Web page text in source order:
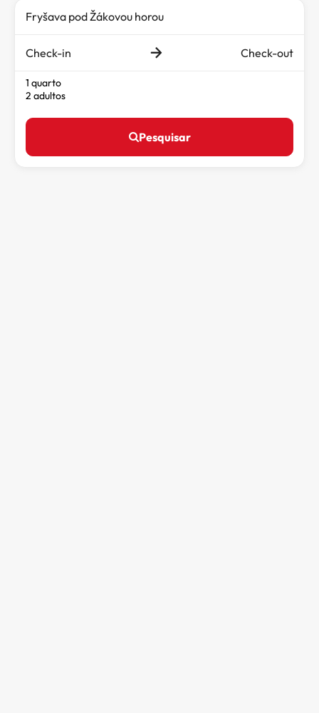
Check-in Check-out
1 quarto
2 adultos
Pesquisar